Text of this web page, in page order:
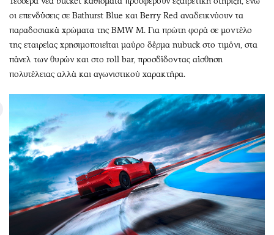
οι επενδύσεις σε Bathurst Blue και Berry Red αναδεικνύουν τα
παραδοσιακά χρώματα της BMW M. Για πρώτη φορά σε μοντέλο
της εταιρείας χρησιμοποιείται μαύρο δέρμα nubuck στο τιμόνι, στα
πάνελ των θυρών και στο roll bar, προσδίδοντας αίσθηση
πολυτέλειας αλλά και αγωνιστικού χαρακτήρα.